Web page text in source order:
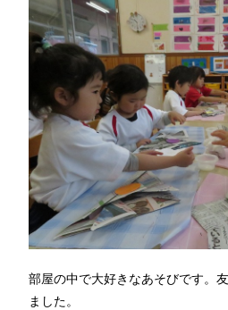
部屋の中で大好きなあそびです。
ました。